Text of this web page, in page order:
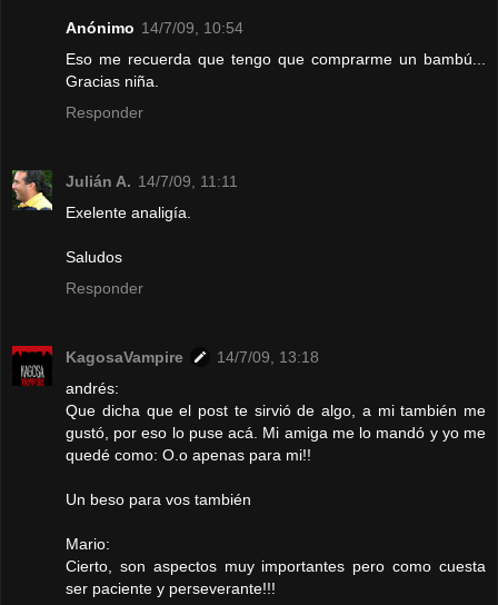
Anónimo 14/7/09, 10:54
Eso me recuerda que tengo que comprarme un bambú...
Gracias niña.
Responder
Julián A. 14/7/09, 11:11
Exelente analigía.
Saludos
Responder
KagosaVampire
14/7/09, 13:18
andrés:
Que dicha que el post te sirvió de algo, a mi también me
gustó, por eso lo puse acá. Mi amiga me lo mandó y yo me
quedé como: O.o apenas para mi!!
Un beso para vos también
Mario:
Cierto, son aspectos muy importantes pero como cuesta
ser paciente y perseverante!!!